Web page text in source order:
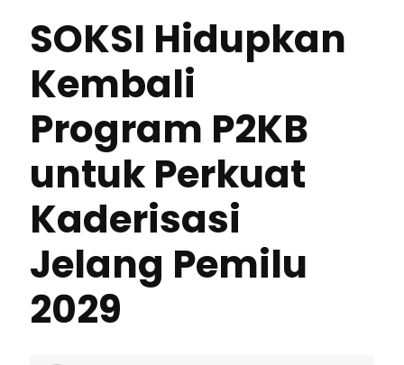
SOKSI Hidupkan
Kembali
Program P2KB
untuk Perkuat
Kaderisasi
Jelang Pemilu
2029